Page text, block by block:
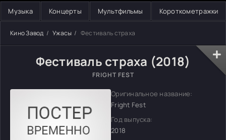
Музыка Концерты Мультфильмы Короткометражки
Кино Завод Ужасы Фестиваль страха
Фестиваль страха (2018)
FRIGHT FEST
Оригинальное название:
Fright Fest
Год выпуска:
2018